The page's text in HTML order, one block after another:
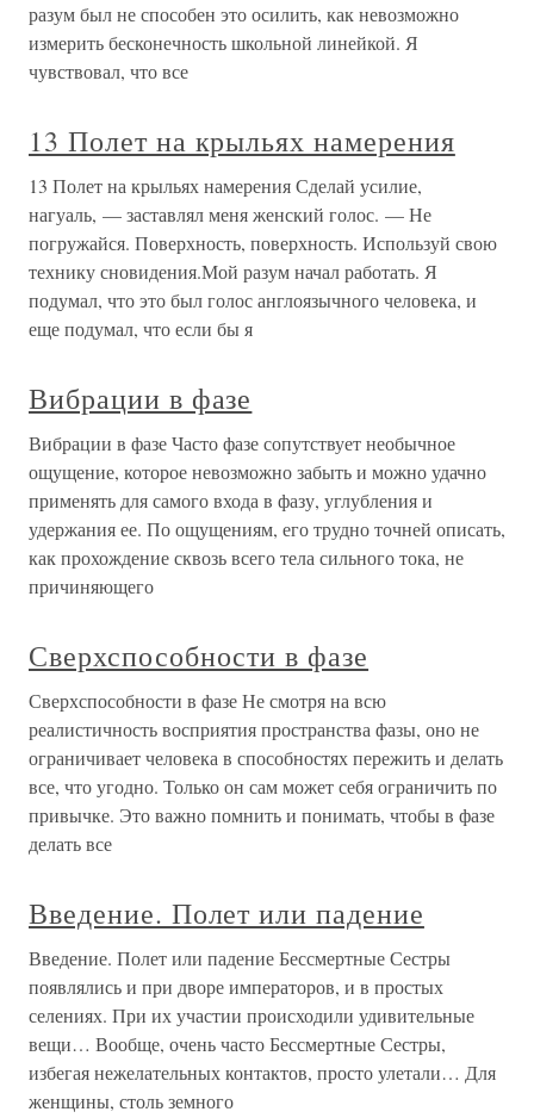
разум был не способен это осилить, как невозможно
измерить бесконечность школьной линейкой. Я
чувствовал, что все
13 Полет на крыльях намерения
13 Полет на крыльях намерения Сделай усилие,
нагуаль, — заставлял меня женский голос. — Не
погружайся. Поверхность, поверхность. Используй свою
технику сновидения.Мой разум начал работать. Я
подумал, что это был голос англоязычного человека, и
еще подумал, что если бы я
Вибрации в фазе
Вибрации в фазе Часто фазе сопутствует необычное
ощущение, которое невозможно забыть и можно удачно
применять для самого входа в фазу, углубления и
удержания ее. По ощущениям, его трудно точней описать,
как прохождение сквозь всего тела сильного тока, не
причиняющего
Сверхспособности в фазе
Сверхспособности в фазе Не смотря на всю
реалистичность восприятия пространства фазы, оно не
ограничивает человека в способностях пережить и делать
все, что угодно. Только он сам может себя ограничить по
привычке. Это важно помнить и понимать, чтобы в фазе
делать все
Введение. Полет или падение
Введение. Полет или падение Бессмертные Сестры
появлялись и при дворе императоров, и в простых
селениях. При их участии происходили удивительные
вещи… Вообще, очень часто Бессмертные Сестры,
избегая нежелательных контактов, просто улетали… Для
женщины, столь земного